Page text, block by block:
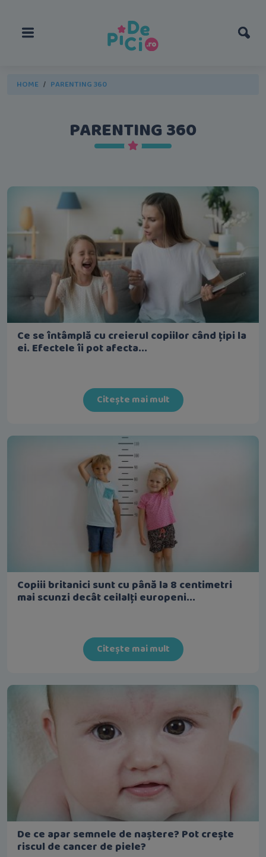
HOME PARENTING 360
PARENTING 360
Ce se întâmplă cu creierul copiilor când țipi la
ei. Efectele îi pot afecta...
Citește mai mult
Copiii britanici sunt cu până la 8 centimetri
mai scunzi decât ceilalți europeni...
Citește mai mult
De ce apar semnele de naștere? Pot crește
riscul de cancer de piele?